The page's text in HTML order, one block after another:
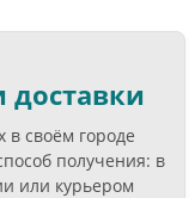
доставки
в своём городе
получения: в
или курьером